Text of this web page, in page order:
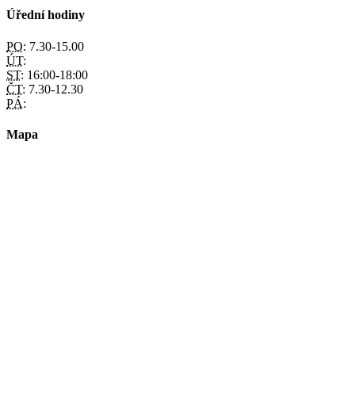
Úřední hodiny
PO: 7.30-15.00
ÚT:
ST: 16:00-18:00
ČT: 7.30-12.30
PÁ:
Mapa